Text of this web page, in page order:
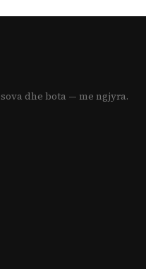
dhe bota — me ngjyra.